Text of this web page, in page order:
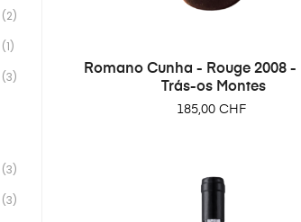
(2)
(1)
(3)
(3)
(3)
Romano Cunha - Rouge 2008 -
Trás-os Montes
Prix
185,00 CHF